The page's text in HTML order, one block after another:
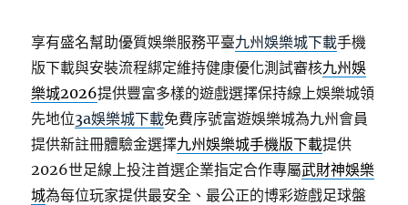
享有盛名幫助優質娛樂服務平臺九州娛樂城下載手機
版下載與安裝流程綁定維持健康優化測試審核九州娛
樂城2026提供豐富多樣的遊戲選擇保持線上娛樂城領
先地位3a娛樂城下載免費序號富遊娛樂城為九州會員
提供新註冊體驗金選擇九州娛樂城手機版下載提供
2026世足線上投注首選企業指定合作專屬武財神娛樂
城為每位玩家提供最安全、最公正的博彩遊戲足球盤